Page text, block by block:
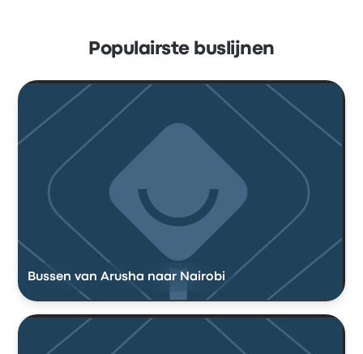
Populairste buslijnen
Bussen van Arusha naar Nairobi